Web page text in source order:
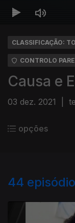
CLASSIFICAÇÃO:
CONTROLO
Causa e
03 dez. 2021
opções
44